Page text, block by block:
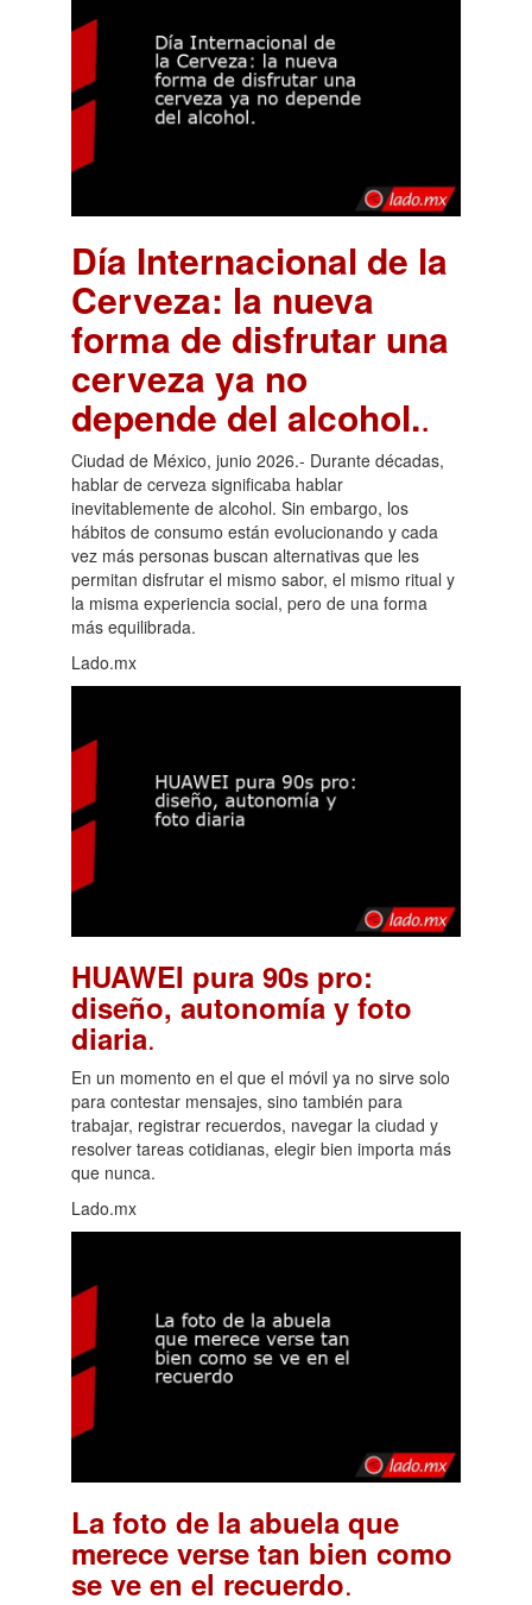
Día Internacional de la
Cerveza: la nueva
forma de disfrutar una
cerveza ya no
depende del alcohol..
Ciudad de México, junio 2026.- Durante décadas,
hablar de cerveza significaba hablar
inevitablemente de alcohol. Sin embargo, los
hábitos de consumo están evolucionando y cada
vez más personas buscan alternativas que les
permitan disfrutar el mismo sabor, el mismo ritual y
la misma experiencia social, pero de una forma
más equilibrada.
Lado.mx
HUAWEI pura 90s pro:
diseño, autonomía y foto
diaria.
En un momento en el que el móvil ya no sirve solo
para contestar mensajes, sino también para
trabajar, registrar recuerdos, navegar la ciudad y
resolver tareas cotidianas, elegir bien importa más
que nunca.
Lado.mx
La foto de la abuela que
merece verse tan bien como
se ve en el recuerdo.